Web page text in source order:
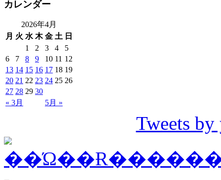
カレンダー
2026年4月
月 火 水 木 金 土 日
« 3月 5月 »
1 2 3 4
5
6
7 8 9 10 11 12
13 14 15 16 17 18 19
20 21 22 23 24 25 26
27 28 29 30
Tweets